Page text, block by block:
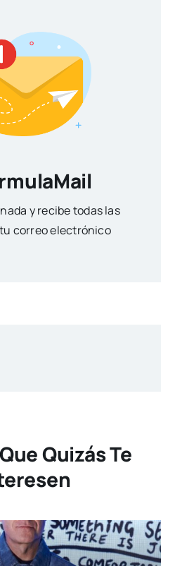
y recibe todas las
correo electrónico
Quizás Te